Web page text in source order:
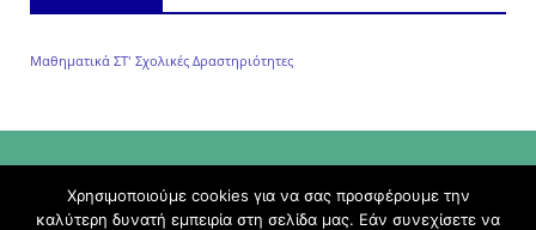
Μαθηματικά ΣΤ' Σχολικές Δραστηριότητες
Χρησιμοποιούμε cookies για να σας προσφέρουμε την
καλύτερη δυνατή εμπειρία στη σελίδα μας. Εάν συνεχίσετε να